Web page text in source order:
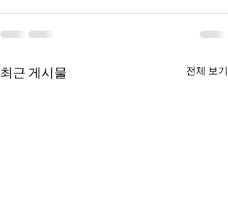
최근 게시물 전체 보기